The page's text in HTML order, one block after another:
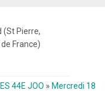
(St Pierre,
France)
44E JOO » Mercredi 18